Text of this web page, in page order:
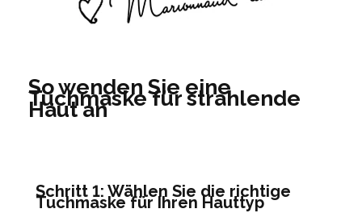
So wenden Sie eine
Tuchmaske für strahlende
Haut an
Schritt 1: Wählen Sie die richtige
Tuchmaske für Ihren Hauttyp